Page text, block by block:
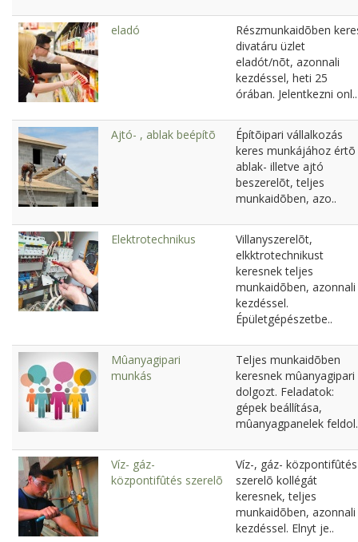
eladó
Részmunkaidõben
divatáru üzlet
eladót/nõt, azonnali
kezdéssel, heti 25
órában. Jelentkezni onl..
Ajtó- , ablak beépítõ
Építõipari vállalkozás
keres munkájához értõ
ablak- illetve ajtó
beszerelõt, teljes
munkaidõben, azo..
Elektrotechnikus
Villanyszerelõt,
elkktrotechnikust
keresnek teljes
munkaidõben, azonnali
kezdéssel.
Épületgépészetbe..
Mûanyagipari
munkás
Teljes munkaidõben
keresnek mûanyagipari
dolgozt. Feladatok:
gépek beállítása,
mûanyagpanelek
Víz- gáz-
központifûtés szerelõ
Víz-, gáz- központifûtés
szerelõ kollégát
keresnek, teljes
munkaidõben, azonnali
kezdéssel. Elnyt je..